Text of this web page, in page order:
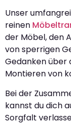
Unser
reinen
der Möbel, den
von sperrigen
Gedanken über
Montieren von
Bei der
kannst du dich
Sorgfalt